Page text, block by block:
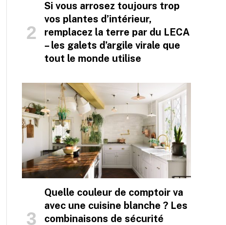
Si vous arrosez toujours trop
vos plantes d’intérieur,
remplacez la terre par du LECA
– les galets d’argile virale que
tout le monde utilise
Quelle couleur de comptoir va
avec une cuisine blanche ? Les
combinaisons de sécurité